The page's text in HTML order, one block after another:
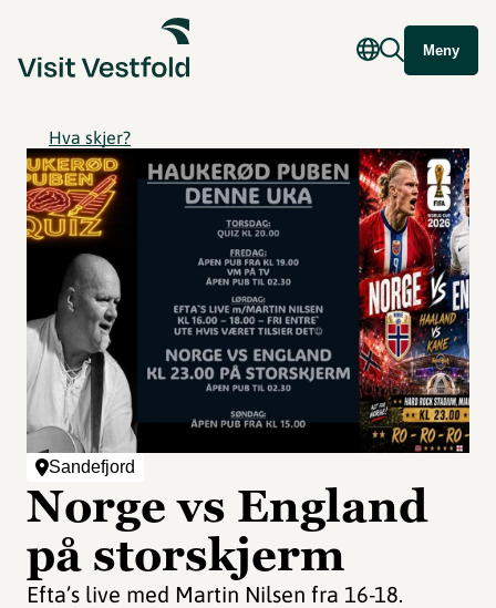
Meny
Hva skjer?
Sandefjord
Norge vs England
på storskjerm
Efta’s live med Martin Nilsen fra 16-18.